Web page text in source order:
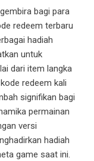
bagi para
redeem terbaru
hadiah
untuk
dari item langka
redeem kali
signifikan bagi
permainan
versi
hadiah
game saat ini.